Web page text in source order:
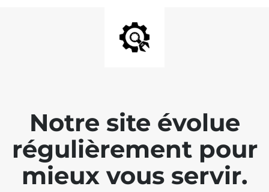
Notre site évolue
régulièrement pour
mieux vous servir.